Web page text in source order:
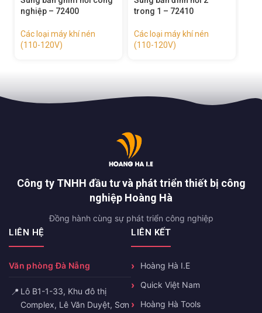
trong 1 – 72410
Các loại máy khí nén
(110-120V)
nén – 72340
Các loại máy khí nén
(110-120V)
Công ty TNHH đầu tư và phát triển thiết bị công
nghiệp Hoàng Hà
Đồng hành cùng sự phát triển công nghiệp
LIÊN HỆ
Văn phòng Đà Nẵng
📍 Lô B1-1-33, Khu đô thị
Complex, Lê Văn Duyệt, Sơn
LIÊN KẾT
Hoàng Hà I.E
Quick Việt Nam
Hoàng Hà Tools